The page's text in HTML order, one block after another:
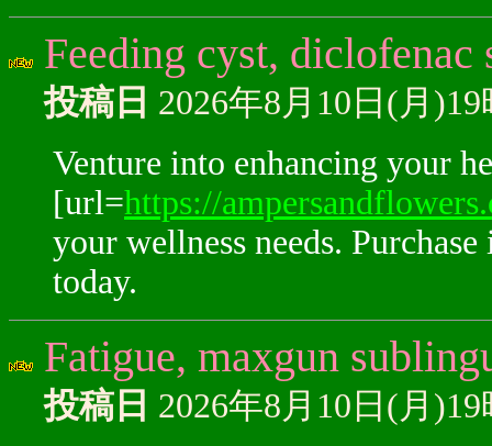
Feeding cyst,
投稿日 2026年8月10日(月
Venture into enhancing your
[url=https://
your wellness needs.
today.
Fatigue, maxgun
投稿日 2026年8月10日(月